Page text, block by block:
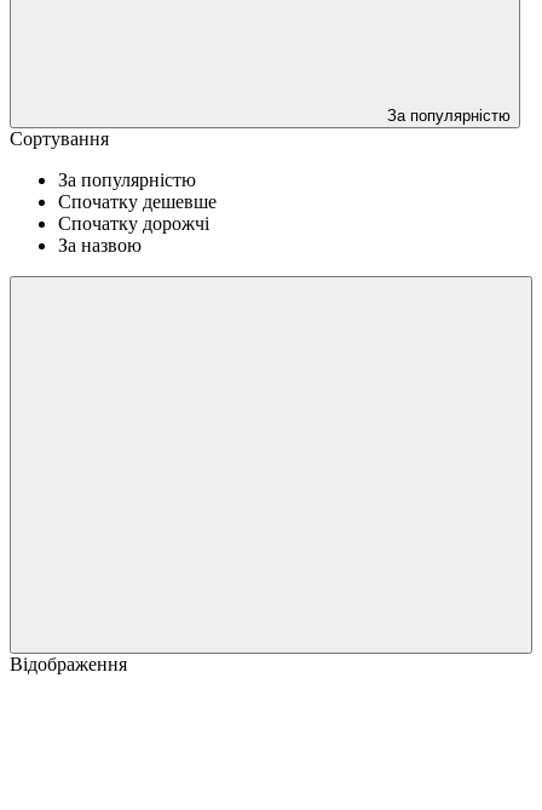
За популярністю
Сортування
За популярністю
Спочатку дешевше
Спочатку дорожчі
За назвою
Відображення